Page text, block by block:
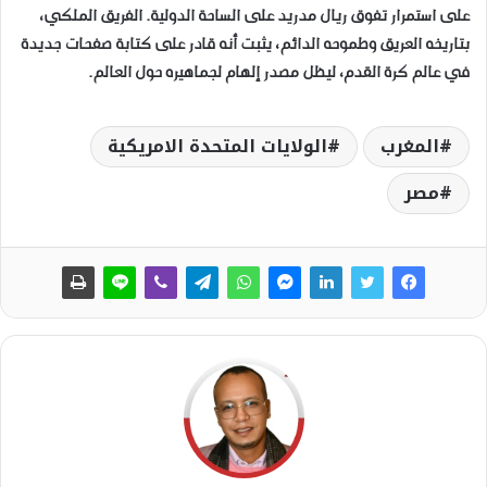
على استمرار تفوق ريال مدريد على الساحة الدولية. الفريق الملكي،
بتاريخه العريق وطموحه الدائم، يثبت أنه قادر على كتابة صفحات جديدة
في عالم كرة القدم، ليظل مصدر إلهام لجماهيره حول العالم.
المغرب
الولايات المتحدة الامريكية
مصر